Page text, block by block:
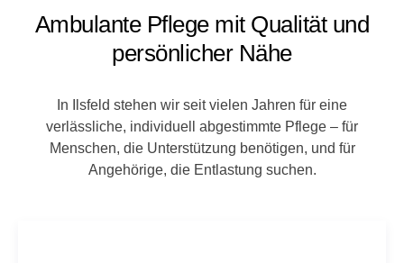
Ambulante Pflege mit Qualität und
persönlicher Nähe
In Ilsfeld stehen wir seit vielen Jahren für eine
verlässliche, individuell abgestimmte Pflege – für
Menschen, die Unterstützung benötigen, und für
Angehörige, die Entlastung suchen.